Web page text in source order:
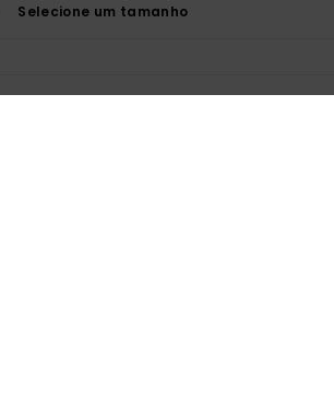
Selecione um tamanho
Tecido elástico reciclado, forte,